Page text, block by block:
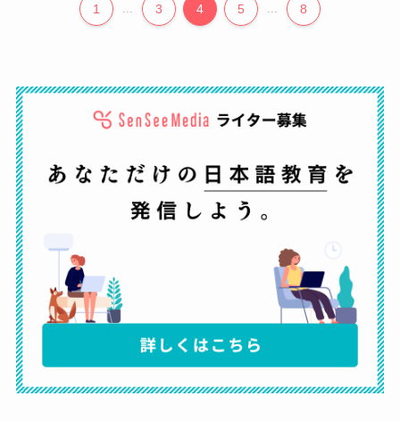
1 3 4 5 8